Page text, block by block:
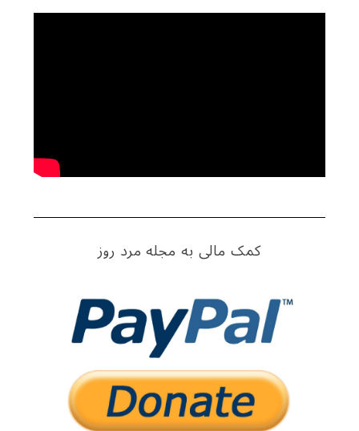
کمک مالی به مجله مرد روز